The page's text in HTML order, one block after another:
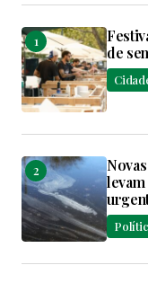
de